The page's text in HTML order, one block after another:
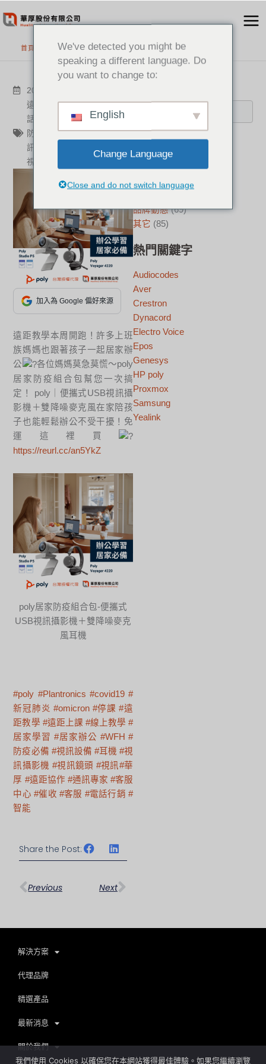
至
首頁 最新消息
2022-04-26
遠距協作,耳機,通訊專家,電
話行銷
資訊分享 ,遠距教學
防疫必備,視訊鏡頭,視訊,音
訊
視訊設備
加入為 Google 偏好來源
遠距教學本周開跑！許多上班
族媽媽也跟著孩子一起居家辦
公
各位媽媽莫急莫慌～poly
居家防疫組合包幫您一次搞
定！ poly｜便攜式USB視訊攝
影機＋雙降噪麥克風在家陪孩
子也能輕鬆辦公不受干擾！免
運這裡買
https://reurl.cc/an5YkZ
poly居家防疫組合包-便攜式
USB視訊攝影機＋雙降噪麥克
風耳機
#poly #Plantronics #covid19 #
新冠肺炎 #omicron #停課 #遠
距教學 #遠距上課 #線上教學 #
居家學習 #居家辦公 #WFH #
防疫必備 #視訊設備 #耳機 #視
訊攝影機 #視訊鏡頭 #視訊#華
厚 #遠距協作 #通訊專家 #客服
中心 #催收 #客服 #電話行銷 #
智能
Share the Post:
上一頁
Previous Next
下一篇
搜尋
分類
新聞中心(21)
成功案例
品牌動態(69)
其它 (85)
熱門關鍵字
Audiocodes
Aver
Crestron
Dynacord
Electro Voice
Epos
Genesys
HP poly
Proxmox
Samsung
Yealink
解決方案
代理品牌
精選產品
最新消息
關於我們
We've detected you might be
speaking a different language. Do
you want to change to:
English
Change Language
Close and do not switch language
我們使用 Cookies 以確保您在本網站獲得最佳體驗。如果您繼續瀏覽